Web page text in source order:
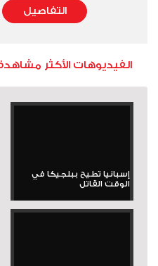
التفاصيل
الفيديوهات الأكثر
إسبانيا تطيح ببلجيكا في
الوقت القاتل